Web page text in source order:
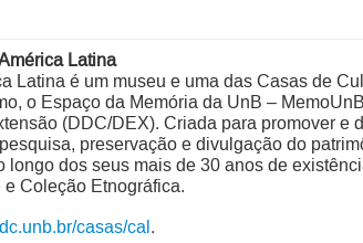
Latina
Latina é um museu e uma das Casas de
o Espaço da Memória da UnB –
(DDC/DEX). Criada para promover e
preservação e divulgação do
dos seus mais de 30 anos de
Coleção Etnográfica.
casas/cal.